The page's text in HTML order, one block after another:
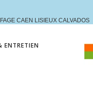
CAEN LISIEUX CALVADOS
ENTRETIEN